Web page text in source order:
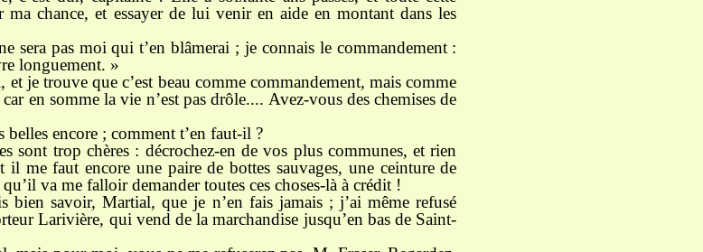
chance, et essayer de lui venir en aide en montant dans les
sera pas moi qui t’en blâmerai ; je connais le commandement :
longuement. »
je trouve que c’est beau comme commandement, mais comme
en somme la vie n’est pas drôle.... Avez-vous des chemises de
encore ; comment t’en faut-il ?
sont trop chères : décrochez-en de vos plus communes, et rien
il me faut encore une paire de bottes sauvages, une ceinture de
va me falloir demander toutes ces choses-là à crédit !
savoir, Martial, que je n’en fais jamais ; j’ai même refusé
Larivière, qui vend de la marchandise jusqu’en bas de Saint-